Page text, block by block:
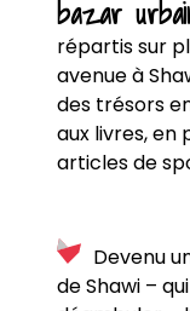
bazar
répartis sur
avenue à
des trésors
aux livres, en
articles de
Devenu
de Shawi –